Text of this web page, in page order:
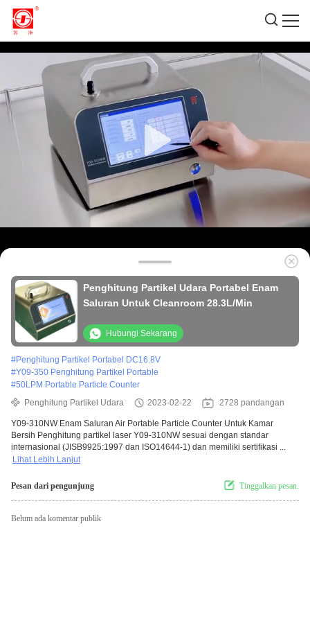
Penghitung Partikel Udara Portabel Enam
Saluran Untuk Cleanroom 28.3L/Min
Hubungi Sekarang
#Penghitung Partikel Portabel DC16.8V
#Y09-350 Penghitung Partikel Portable
#50LPM Portable Particle Counter
Penghitung Partikel Udara
2023-02-22 2728 pandangan
Y09-310NW Enam Saluran Air Portable Particle Counter Untuk Kamar
Bersih Penghitung partikel laser Y09-310NW sesuai dengan standar
internasional (JISB9925:1997 dan ISO14644-1) dan memiliki sertifikasi ...
Lihat Lebih Lanjut
Pesan dari pengunjung Tinggalkan pesan.
Belum ada komentar publik